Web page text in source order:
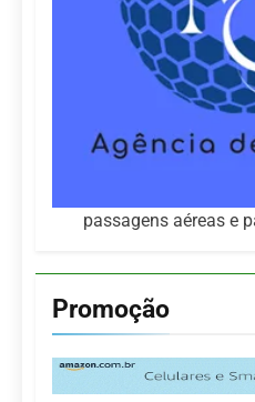
passagens aéreas e
Promoção